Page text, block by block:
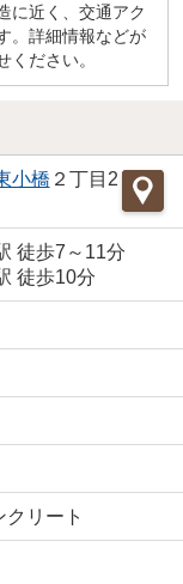
に近く、交通アク
。詳細情報などが
ださい。
小橋 ２丁目2
徒歩7～11分
徒歩10分
リート